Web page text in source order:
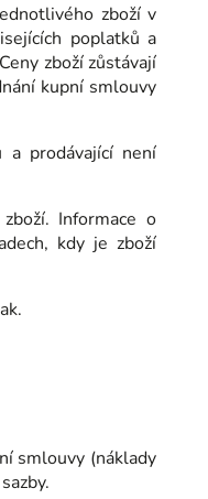
zboží v
poplatků a
zboží zůstávají
kupní smlouvy
a prodávající není
Informace o
kdy je zboží
smlouvy (náklady